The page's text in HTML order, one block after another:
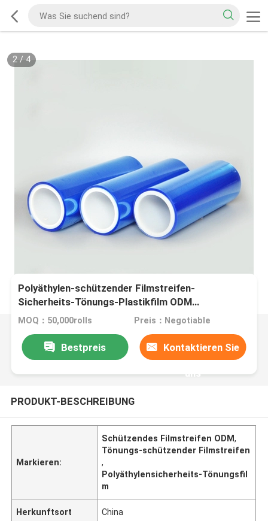
2/ 4
Polyäthylen-schützender Filmstreifen-
Sicherheits-Tönungs-Plastikfilm ODM
selbstklebender für Glasfenster
MOQ：50,000rolls Preis：Negotiable
Bestpreis Kontaktieren Sie
uns
PRODUKT-BESCHREIBUNG
Markieren:
Schützendes Filmstreifen ODM,
Tönungs-schützender Filmstreifen
,
Polyäthylensicherheits-Tönungsfil
m
Herkunftsort China